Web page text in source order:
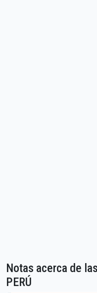
Notas acerca de
PERÚ